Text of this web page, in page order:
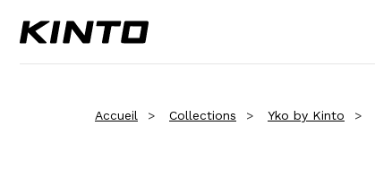
Accueil Collections Yko by Kinto